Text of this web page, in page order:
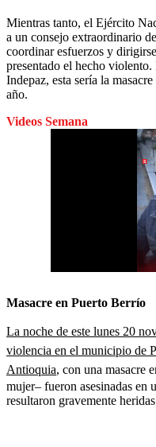
Mientras tanto, el Ejército
a un consejo extraordinario
coordinar esfuerzos y
presentado el hecho
Indepaz, esta sería la
año.
Videos Semana
Masacre en Puerto Berrío
La noche de este lunes 20
violencia en el municipio de
Antioquia, con una masacre
mujer– fueron asesinadas en
resultaron gravemente